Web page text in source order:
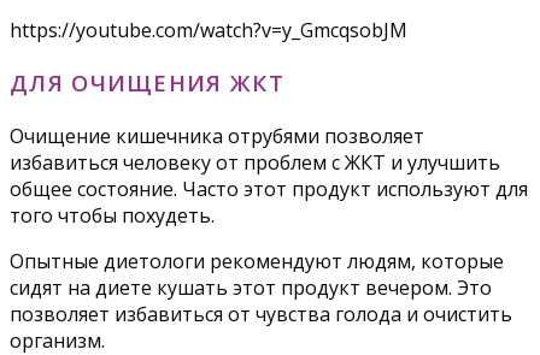
https://youtube.com/watch?v=y_GmcqsobJM
ДЛЯ ОЧИЩЕНИЯ ЖКТ
Очищение кишечника отрубями позволяет
избавиться человеку от проблем с ЖКТ и улучшить
общее состояние. Часто этот продукт используют для
того чтобы похудеть.
Опытные диетологи рекомендуют людям, которые
сидят на диете кушать этот продукт вечером. Это
позволяет избавиться от чувства голода и очистить
организм.